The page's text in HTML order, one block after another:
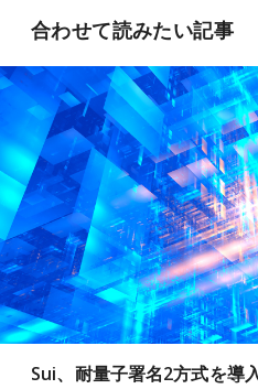
合わせて読みたい記事
Sui、耐量子署名2方式を導